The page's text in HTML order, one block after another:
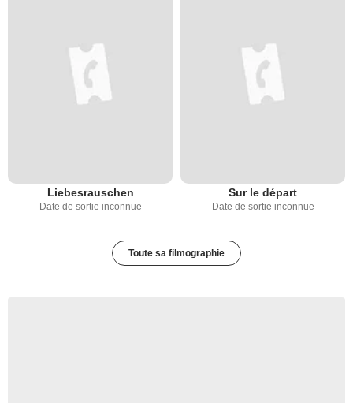
Liebesrauschen
Date de sortie inconnue
Sur le départ
Date de sortie inconnue
Toute sa filmographie